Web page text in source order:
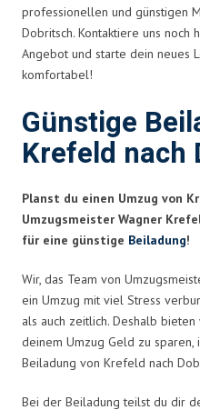
professionellen und günstigen
Dobritsch. Kontaktiere uns noch
Angebot und starte dein neues
komfortabel!
Günstige
Krefeld nach
Planst du einen Umzug von
Umzugsmeister Wagner
für eine günstige Beiladung!
Wir, das Team von
ein Umzug mit viel Stress
als auch zeitlich. Deshalb
deinem Umzug Geld zu sparen,
Beiladung von Krefeld nach
Bei der Beiladung teilst du dir